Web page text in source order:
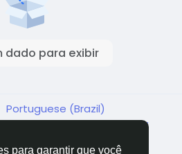
para garantir que você
dado para exibir
Portuguese (Brazil)
Shipping and delivery